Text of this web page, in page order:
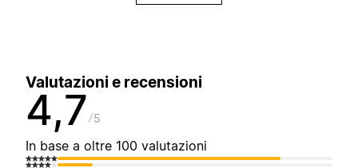
Valutazioni e recensioni
4,7 5
In base a oltre 100 valutazioni